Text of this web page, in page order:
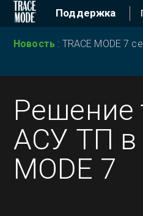
Поддержка
Новость : TRACE MODE 7
Решение
АСУ ТП в
MODE 7